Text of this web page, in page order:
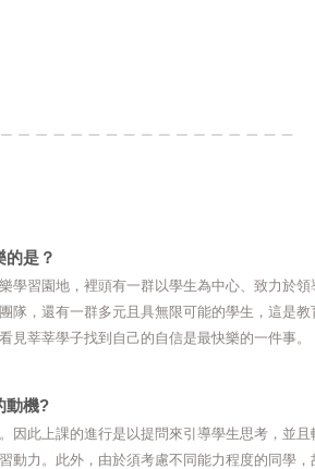
的是？
學習園地，裡頭有一群以學生為中心、致力於領
隊，還有一群多元且具無限可能的學生，這是教
見莘莘學子找到自己的自信是最快樂的一件事。
動機?
因此上課的進行是以提問來引導學生思考，並且
動力。此外，由於須考慮不同能力程度的同學，